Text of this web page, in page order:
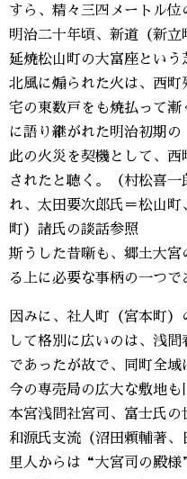
すら、精々三四メートル位
明治二十年頃、新道（新
延焼松山町の大富座とい
北風に煽られた火は、西
宅の東数戸をも焼払って
に語り継がれた明治初期の
此の火災を契機として、
されたと聴く。（村松喜
れ、太田要次郎氏＝松山
町）諸氏の談話参照
斯うした昔噺も、郷土大
る上に必要な事柄の一つで
因みに、社人町（宮本町
して格別に広いのは、浅
であったが故で、同町全域
今の専売局の広大な敷地
本宮浅間社宮司、富士氏
和源氏支流（沼田頼輔著、
里人からは“大宮司の殿